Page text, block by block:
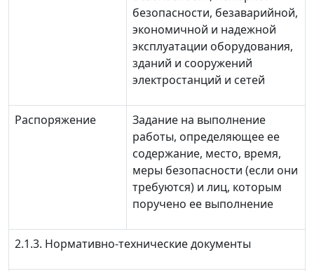
безопасности, безаварийной,
экономичной и надежной
эксплуатации оборудования,
зданий и сооружений
электростанций и сетей
Распоряжение
Задание на выполнение
работы, определяющее ее
содержание, место, время,
меры безопасности (если они
требуются) и лиц, которым
поручено ее выполнение
2.1.3. Нормативно-технические документы